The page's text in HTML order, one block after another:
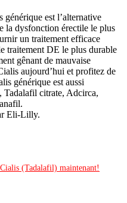
est l’alternative
la dysfonction érectile le plus
un traitement efficace
traitement DE le plus durable
gênant de mauvaise
aujourd’hui et profitez de
générique est aussi
Tadalafil citrate, Adcirca,
Eli-Lilly.
(Tadalafil) maintenant!